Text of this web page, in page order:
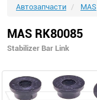
Автозапчасти MAS
MAS RK80085
Stabilizer Bar Link